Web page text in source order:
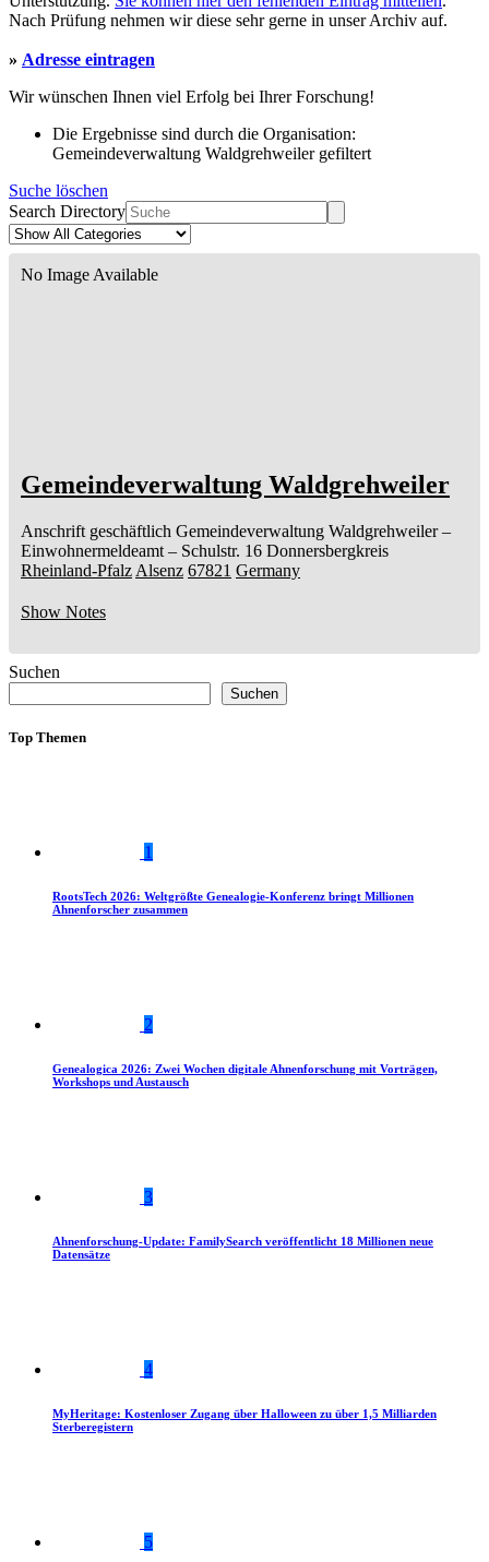
Nach Prüfung nehmen wir diese sehr gerne in unser Archiv auf.
» Adresse eintragen
Wir wünschen Ihnen viel Erfolg bei Ihrer Forschung!
Die Ergebnisse sind durch die Organisation:
Gemeindeverwaltung Waldgrehweiler gefiltert
Suche löschen
Search Directory
No Image Available
Gemeindeverwaltung Waldgrehweiler
Anschrift geschäftlich Gemeindeverwaltung Waldgrehweiler –
Einwohnermeldeamt – Schulstr. 16 Donnersbergkreis
Rheinland-Pfalz Alsenz 67821 Germany
Show Notes
Suchen
Suchen
Top Themen
1
RootsTech 2026: Weltgrößte Genealogie-Konferenz bringt Millionen
Ahnenforscher zusammen
2
Genealogica 2026: Zwei Wochen digitale Ahnenforschung mit Vorträgen,
Workshops und Austausch
3
Ahnenforschung-Update: FamilySearch veröffentlicht 18 Millionen neue
Datensätze
4
MyHeritage: Kostenloser Zugang über Halloween zu über 1,5 Milliarden
Sterberegistern
5